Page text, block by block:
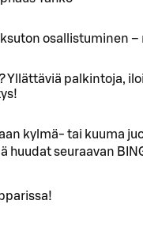
osallistuminen
Yllättäviä palkintoja,
kylmä- tai kuuma
huudat seuraavan